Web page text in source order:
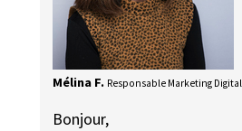
Mélina F. Responsable Marketing
Bonjour,